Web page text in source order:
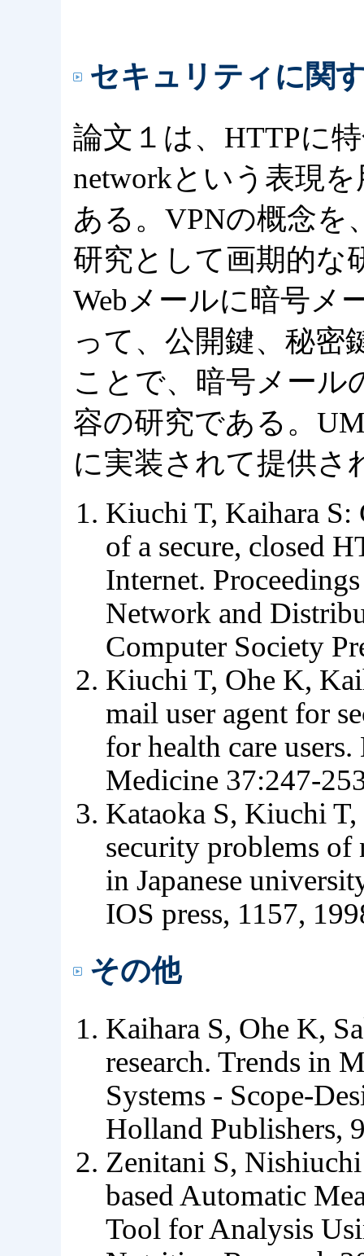
セキュリティに関
論文１は、HTTPに
networkという表現
ある。VPNの概念を
研究として画期的な
Webメールに暗号メ
って、公開鍵、秘密
ことで、暗号メール
容の研究である。
に実装されて提供さ
Kiuchi T, Kaihara S:
of a secure, closed
Internet.
Network and
Computer Society
Kiuchi T, Ohe K,
mail user agent for
for health care
Medicine 37:247-
Kataoka S, Kiuchi
security problems of
in Japanese
IOS press, 1157,
その他
Kaihara S, Ohe K,
research. Trends in
Systems - Scope-
Holland Publishers,
Zenitani S,
based Automatic
Tool for Analysis